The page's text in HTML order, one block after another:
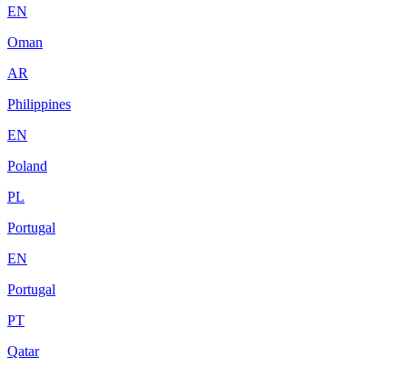
EN
Oman
AR
Philippines
EN
Poland
PL
Portugal
EN
Portugal
PT
Qatar